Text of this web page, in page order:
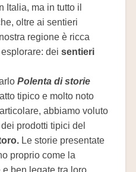
Italia, ma in tutto il
oltre ai sentieri
regione è ricca
dei sentieri
Polenta di storie
tipico e molto noto
abbiamo voluto
prodotti tipici del
Le storie presentate
proprio come la
ben legate tra loro